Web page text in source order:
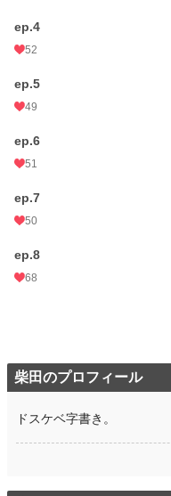
年間ポイント
累計ポイント
ep.4
52
ep.5
49
ep.6
51
ep.7
50
ep.8
68
柴田のプロフィール
ドスケベ字書き。